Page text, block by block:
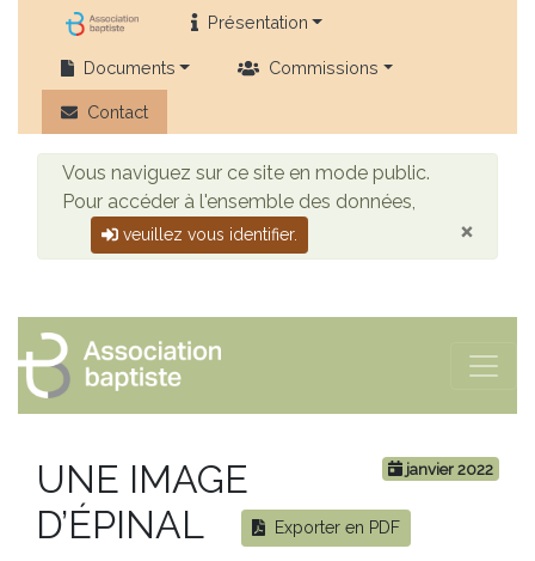
Présentation
Documents Commissions
Contact
Vous naviguez sur ce site en mode public.
Pour accéder à l'ensemble des données,
veuillez vous identifier. ×
janvier 2022
UNE IMAGE
D’ÉPINAL
Exporter en PDF